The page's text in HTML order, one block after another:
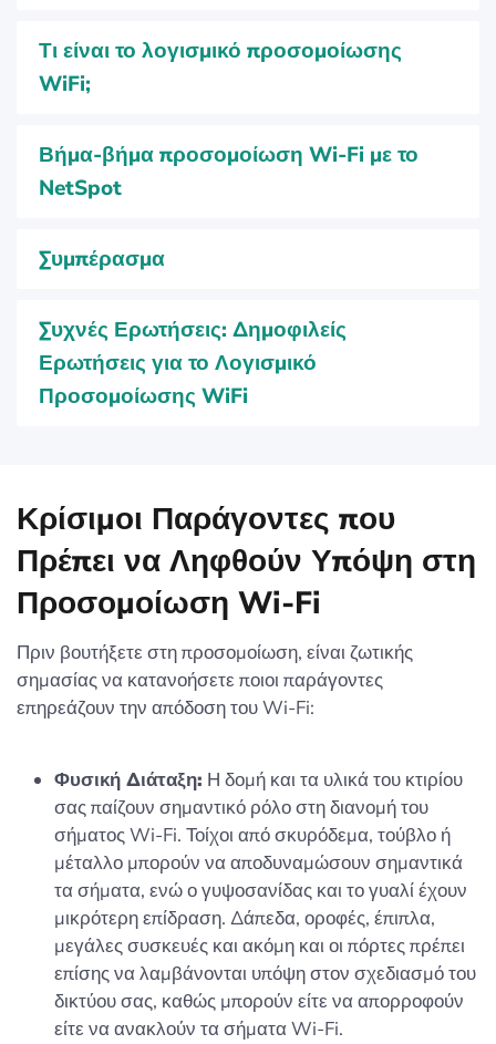
Τι είναι το λογισμικό προσομοίωσης
WiFi;
Βήμα-βήμα προσομοίωση Wi-Fi με το
NetSpot
Συμπέρασμα
Συχνές Ερωτήσεις: Δημοφιλείς
Ερωτήσεις για το Λογισμικό
Προσομοίωσης WiFi
Κρίσιμοι Παράγοντες που
Πρέπει να Ληφθούν Υπόψη στη
Προσομοίωση Wi-Fi
Πριν βουτήξετε στη προσομοίωση, είναι ζωτικής
σημασίας να κατανοήσετε ποιοι παράγοντες
επηρεάζουν την απόδοση του Wi-Fi:
Φυσική Διάταξη: Η δομή και τα υλικά του κτιρίου
σας παίζουν σημαντικό ρόλο στη διανομή του
σήματος Wi-Fi. Τοίχοι από σκυρόδεμα, τούβλο ή
μέταλλο μπορούν να αποδυναμώσουν σημαντικά
τα σήματα, ενώ ο γυψοσανίδας και το γυαλί έχουν
μικρότερη επίδραση. Δάπεδα, οροφές, έπιπλα,
μεγάλες συσκευές και ακόμη και οι πόρτες πρέπει
επίσης να λαμβάνονται υπόψη στον σχεδιασμό του
δικτύου σας, καθώς μπορούν είτε να απορροφούν
είτε να ανακλούν τα σήματα Wi-Fi.